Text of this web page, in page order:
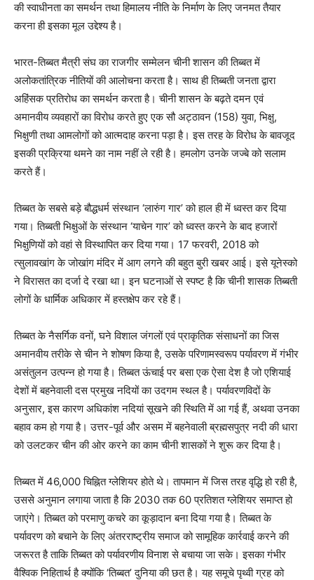
की स्वाधीनता का समर्थन तथा हिमालय नीति के निर्माण के लिए जनमत तैयार
करना ही इसका मूल उद्देश्य है।
भारत-तिब्बत मैत्री संघ का राजगीर सम्मेलन चीनी शासन की तिब्बत में
अलोकतांत्रिक नीतियों की आलोचना करता है। साथ ही तिब्बती जनता द्वारा
अहिंसक प्रतिरोध का समर्थन करता है। चीनी शासन के बढ़ते दमन एवं
अमानवीय व्यवहारों का विरोध करते हुए एक सौ अट्ठावन (158) युवा, भिक्षु,
भिक्षुणी तथा आमलोगों को आत्मदाह करना पड़ा है। इस तरह के विरोध के बावजूद
इसकी प्रक्रिया थमने का नाम नहीं ले रही है। हमलोग उनके जज्बे को सलाम
करते हैं।
तिब्बत के सबसे बड़े बौद्धधर्म संस्थान ‘लारुंग गार’ को हाल ही में ध्वस्त कर दिया
गया। तिब्बती भिक्षुओं के संस्थान ‘याचेन गार’ को ध्वस्त करने के बाद हजारों
भिक्षुणियों को वहां से विस्थापित कर दिया गया। 17 फरवरी, 2018 को
त्सुलावखांग के जोखांग मंदिर में आग लगने की बहुत बुरी खबर आई। इसे यूनेस्को
ने विरासत का दर्जा दे रखा था। इन घटनाओं से स्पष्ट है कि चीनी शासक तिब्बती
लोगों के धार्मिक अधिकार में हस्तक्षेप कर रहे हैं।
तिब्बत के नैसर्गिक वनों, घने विशाल जंगलों एवं प्राकृतिक संसाधनों का जिस
अमानवीय तरीके से चीन ने शोषण किया है, उसके परिणामस्वरूप पर्यावरण में गंभीर
असंतुलन उत्पन्न हो गया है। तिब्बत ऊंचाई पर बसा एक ऐसा देश है जो एशियाई
देशों में बहनेवाली दस प्रमुख नदियों का उदगम स्थल है। पर्यावरणविदों के
अनुसार, इस कारण अधिकांश नदियां सूखने की स्थिति में आ गई हैं, अथवा उनका
बहाव कम हो गया है। उत्तर-पूर्व और असम में बहनेवाली ब्रह्मसपुत्र नदी की धारा
को उलटकर चीन की ओर करने का काम चीनी शासकों ने शुरू कर दिया है।
तिब्बत में 46,000 चिह्नित ग्लेशियर होते थे। तापमान में जिस तरह वृद्धि हो रही है,
उससे अनुमान लगाया जाता है कि 2030 तक 60 प्रतिशत ग्लेशियर समाप्त हो
जाएंगे। तिब्बत को परमाणु कचरे का कूड़ादान बना दिया गया है। तिब्बत के
पर्यावरण को बचाने के लिए अंतरराष्ट्रीय समाज को सामूहिक कार्रवाई करने की
जरूरत है ताकि तिब्बत को पर्यावरणीय विनाश से बचाया जा सके। इसका गंभीर
वैश्विक निहितार्थ है क्योंकि ‘तिब्बत’ दुनिया की छत है। यह समूचे पृथ्वी ग्रह को